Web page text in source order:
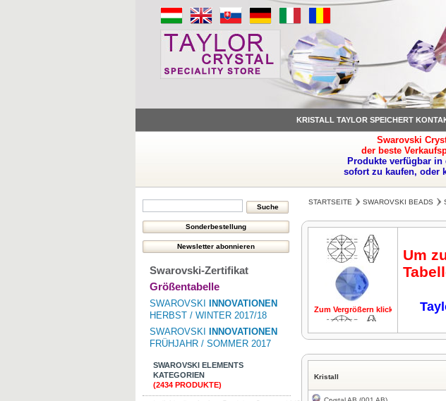
KRISTALL TAYLOR SPEICHERT
Swarovski
der beste
Produkte verfügbar
sofort zu kaufen, oder
Swarovski-Zertifikat
Größentabelle
SWAROVSKI
INNOVATIONEN
HERBST / WINTER 2017/18
SWAROVSKI
INNOVATIONEN
FRÜHJAHR / SOMMER 2017
SWAROVSKI ELEMENTS
KATEGORIEN
(2434 PRODUKTE)
STARTSEITE SWAROVSKI BEADS
Zum Vergrößern klicken Zum
Zum Vergrößern klicken
Um
Kristall